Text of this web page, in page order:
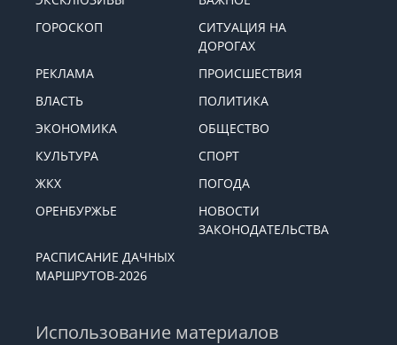
ГОРОСКОП
СИТУАЦИЯ НА
ДОРОГАХ
РЕКЛАМА
ПРОИСШЕСТВИЯ
ВЛАСТЬ
ПОЛИТИКА
ЭКОНОМИКА
ОБЩЕСТВО
КУЛЬТУРА
СПОРТ
ЖКХ
ПОГОДА
ОРЕНБУРЖЬЕ
НОВОСТИ
ЗАКОНОДАТЕЛЬСТВА
РАСПИСАНИЕ ДАЧНЫХ
МАРШРУТОВ-2026
Использование материалов